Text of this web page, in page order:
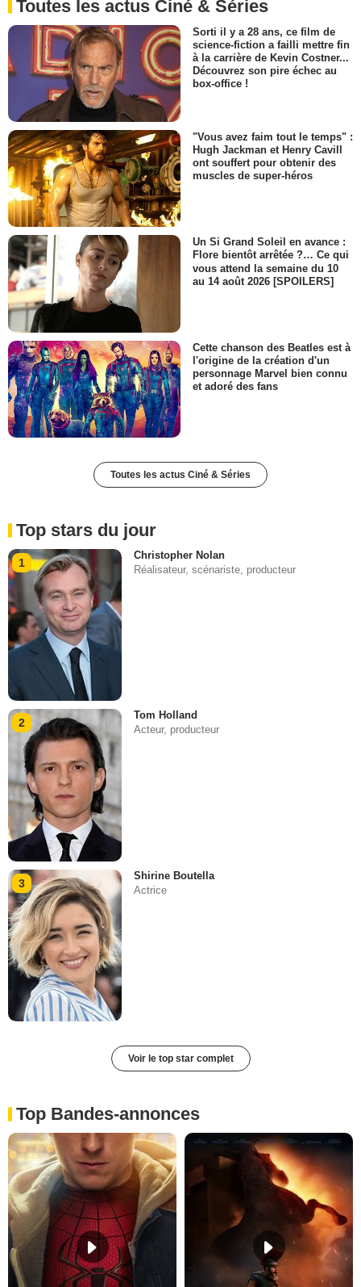
Toutes les actus Ciné & Séries
Sorti il y a 28 ans, ce film de
science-fiction a failli mettre fin
à la carrière de Kevin Costner...
Découvrez son pire échec au
box-office !
"Vous avez faim tout le temps" :
Hugh Jackman et Henry Cavill
ont souffert pour obtenir des
muscles de super-héros
Un Si Grand Soleil en avance :
Flore bientôt arrêtée ?… Ce qui
vous attend la semaine du 10
au 14 août 2026 [SPOILERS]
Cette chanson des Beatles est à
l'origine de la création d'un
personnage Marvel bien connu
et adoré des fans
Toutes les actus Ciné & Séries
Top stars du jour
1
Christopher Nolan
Réalisateur, scénariste, producteur
2
Tom Holland
Acteur, producteur
3
Shirine Boutella
Actrice
Voir le top star complet
Top Bandes-annonces